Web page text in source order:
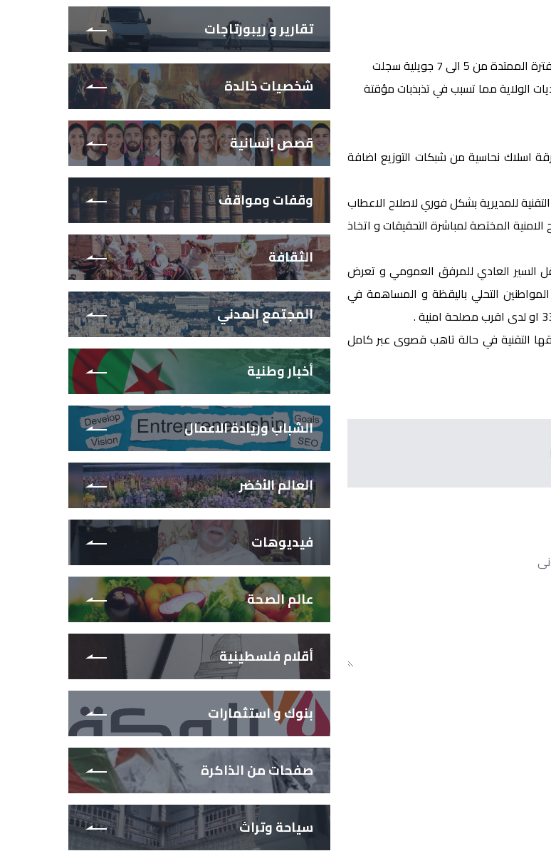
اعلنت مديرية توزيع الكهرباء و الغاز لولاية عين تموشنت ، اليوم، انه خلال الفترة الممتدة من 5 الى 7 جويلية سجلت
الولاية مما تسبب في تذبذبات مؤقتة
اسلاك نحاسية من شبكات التوزيع اضافة
للمديرية بشكل فوري لاصلاح الاعطاب
المختصة لمباشرة التحقيقات و اتخاذ
السير العادي للمرفق العمومي و تعرض
التحلي باليقظة و المساهمة في
التقنية في حالة تاهب قصوى عبر كامل
تقارير و ريبورتاجات
شخصيات خالدة
قصص إنسانية
وقفات ومواقف
الثقافة
المجتمع المدني
أخبار وطنية
الشباب وريادة الاعمال
العالم الأخضر
فيديوهات
عالم الصحة
أقلام فلسطينية
بنوك و استثمارات
صفحات من الذاكرة
سياحة وتراث